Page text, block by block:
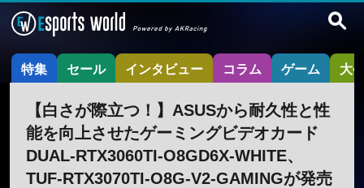
特集 セール インタビュー コラム ゲーム 大
【白さが際立つ！】ASUSから耐久性と性
能を向上させたゲーミングビデオカード
DUAL-RTX3060TI-O8GD6X-WHITE、
TUF-RTX3070TI-O8G-V2-GAMINGが発売